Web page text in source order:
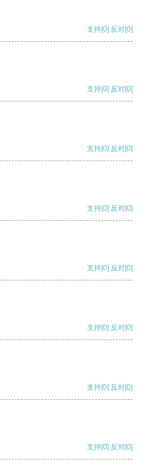
支持[0] 反对[0]
支持[0] 反对[0]
支持[0] 反对[0]
支持[0] 反对[0]
支持[0] 反对[0]
支持[0] 反对[0]
支持[0] 反对[0]
支持[0] 反对[0]